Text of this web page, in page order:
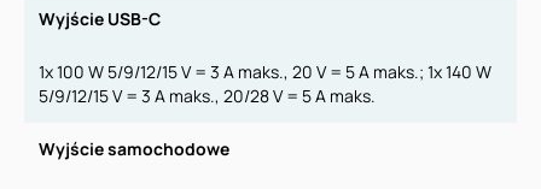
Wyjście USB-C
1x 100 W 5/9/12/15 V = 3 A maks., 20 V = 5 A maks.; 1x 140 W
5/9/12/15 V = 3 A maks., 20/28 V = 5 A maks.
Wyjście samochodowe